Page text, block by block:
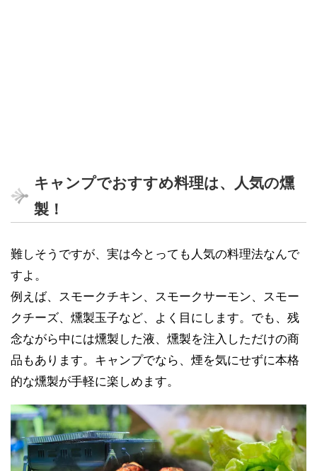
キャンプでおすすめ料理は、人気の燻
製！
難しそうですが、実は今とっても人気の料理法なんで
すよ。
例えば、スモークチキン、スモークサーモン、スモー
クチーズ、燻製玉子など、よく目にします。でも、残
念ながら中には燻製した液、燻製を注入しただけの商
品もあります。キャンプでなら、煙を気にせずに本格
的な燻製が手軽に楽しめます。